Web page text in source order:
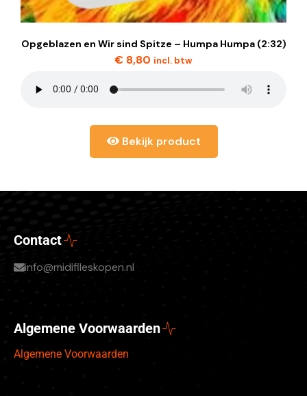
Opgeblazen en Wir sind Spitze – Humpa Humpa (2:32)
€ 8,80 incl. btw
Bekijk product
Contact
info@midifileskopen.nl
Algemene Voorwaarden
Algemene Voorwaarden